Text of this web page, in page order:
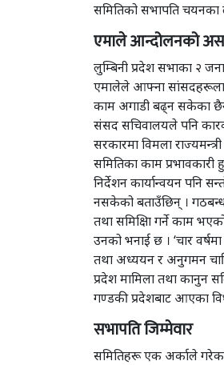
समितिको सभापति चयनका
एमाले आन्दोलनको
लुम्बिनी प्रदेश सभाका २
एमालेले आफ्ना
काम अगाडी बढ्न सकेका
संसद सचिवालयले पनि
सरकारमा विमला
समितिका काम
निर्देशन कार्यान्वयन पनि
नसकेको बताउँछिन् ।
तथा समिक्षिा गर्ने काम
उनको भनाई छ । ‘चार
तथा अध्ययन र अनुगमन
प्रदेश मामिला तथा कानुन
गण्डकी प्रदेशबाट आएका
सभापति जिम्मेवार
समितिहरू एक अर्काले